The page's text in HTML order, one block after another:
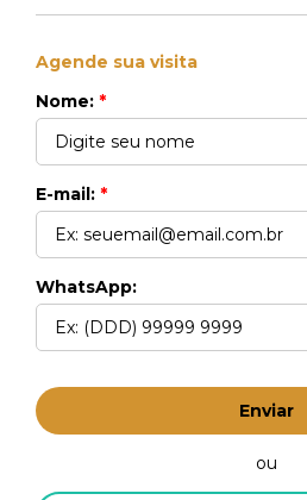
Agende sua visita
Nome: *
E-mail: *
WhatsApp:
Enviar
ou